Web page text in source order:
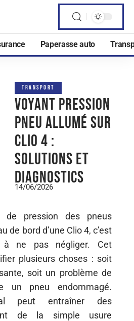
Paperasse auto
TRANSPORT
Voyant pression
pneu allumé sur
Clio 4 :
solutions et
diagnostics
14/06/2026
de pression des pneus
de bord d’une Clio 4, c’est
à ne pas négliger. Cet
plusieurs choses : soit
soit un problème de
un pneu endommagé.
peut entraîner des
de la simple usure